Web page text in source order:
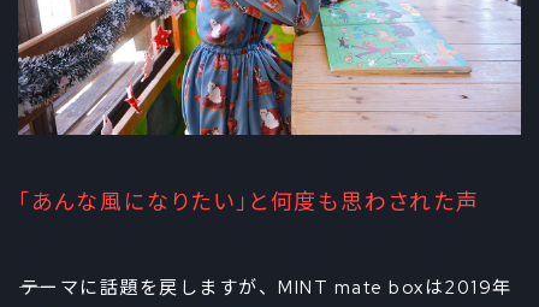
「あんな風になりたい」と何度も思わされた声
――テーマに話題を戻しますが、MINT mate boxは2019年